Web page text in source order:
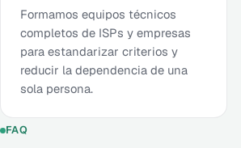
Formamos equipos técnicos
completos de ISPs y empresas
para estandarizar criterios y
reducir la dependencia de una
sola persona.
FAQ